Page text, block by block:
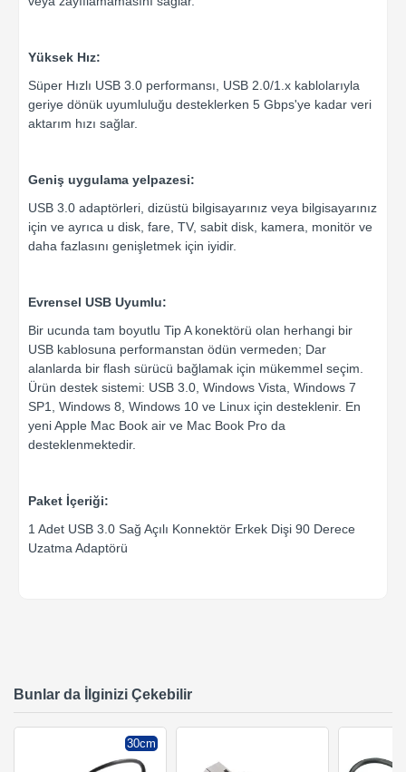
Yüksek Hız:
Süper Hızlı USB 3.0 performansı, USB 2.0/1.x kablolarıyla
geriye dönük uyumluluğu desteklerken 5 Gbps'ye kadar veri
aktarım hızı sağlar.
Geniş uygulama yelpazesi:
USB 3.0 adaptörleri, dizüstü bilgisayarınız veya bilgisayarınız
için ve ayrıca u disk, fare, TV, sabit disk, kamera, monitör ve
daha fazlasını genişletmek için iyidir.
Evrensel USB Uyumlu:
Bir ucunda tam boyutlu Tip A konektörü olan herhangi bir
USB kablosuna performanstan ödün vermeden; Dar
alanlarda bir flash sürücü bağlamak için mükemmel seçim.
Ürün destek sistemi: USB 3.0, Windows Vista, Windows 7
SP1, Windows 8, Windows 10 ve Linux için desteklenir. En
yeni Apple Mac Book air ve Mac Book Pro da
desteklenmektedir.
Paket İçeriği:
1 Adet USB 3.0 Sağ Açılı Konnektör Erkek Dişi 90 Derece
Uzatma Adaptörü
Bunlar da İlginizi Çekebilir
30cm